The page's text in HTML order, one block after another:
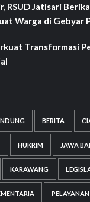
RSUD Jatisari
Warga di Gebyar
Transformasi
BERITA
HUKRIM JAWA
KARAWANG